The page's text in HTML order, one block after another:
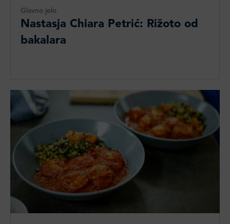
Glavno jelo
Nastasja Chiara Petrić: Rižoto od
bakalara